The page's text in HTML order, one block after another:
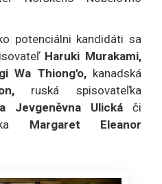
potenciálni kandidáti sa
Haruki Murakami,
Wa Thiong'o,kanadská
ruská spisovateľka
Jevgeněvna Ulická či
Margaret Eleanor